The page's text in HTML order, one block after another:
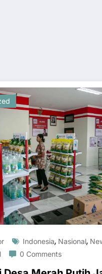
Indonesia, Nasional,
0 Comments